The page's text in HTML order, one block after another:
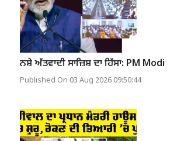
ਨਸ਼ੇ ਅੱਤਵਾਦੀ ਸਾਜ਼ਿਸ਼ ਦਾ ਹਿੱਸਾ: PM Modi
Published On 03 Aug 2026 09:50:44